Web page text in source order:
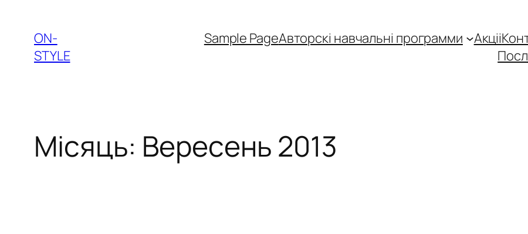
вмісту
ON-
STYLE
Sample PageАвторскі навчальні программи Акціі
Місяць: Вересень 2013